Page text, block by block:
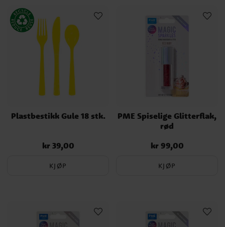
Plastbestikk Gule 18 stk.
Pris:kr 39,00
kr 39,00
KJØP
PME Spiselige Glitterflak,
rød
Pris:kr 99,00
kr 99,00
KJØP